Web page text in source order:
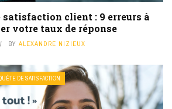
satisfaction client : 9 erreurs à
votre taux de réponse
BY ALEXANDRE NIZIEUX
DE SATISFACTION